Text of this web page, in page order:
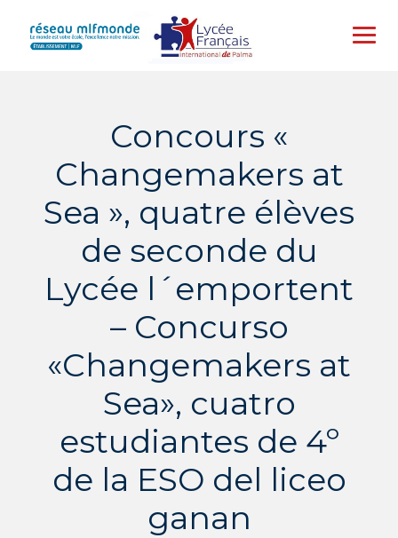
content
Concours «
Changemakers at
Sea », quatre élèves
de seconde du
Lycée l´emportent
– Concurso
«Changemakers at
Sea», cuatro
estudiantes de 4º
de la ESO del liceo
ganan